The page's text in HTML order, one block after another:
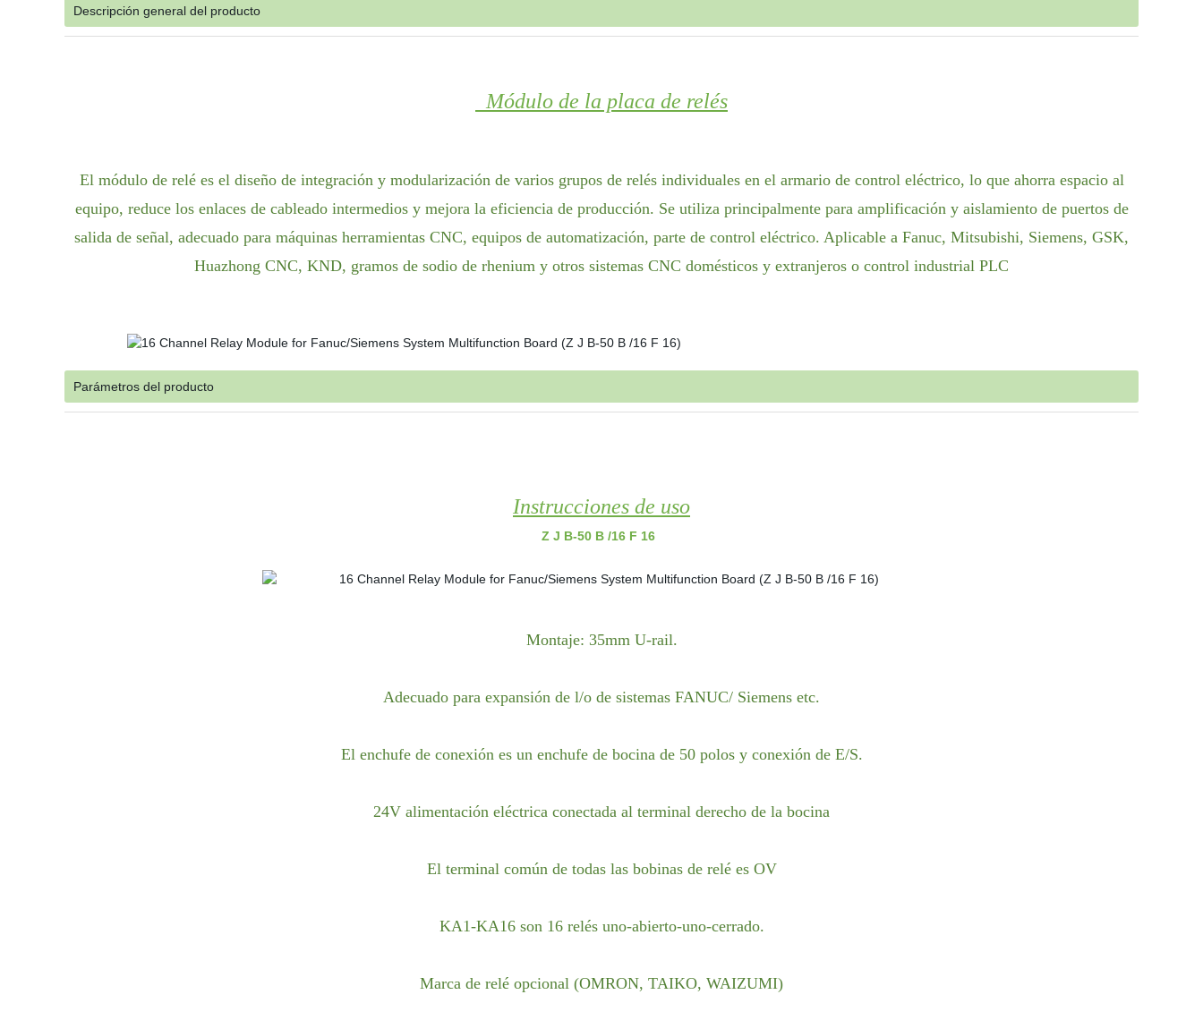
Descripción general del producto
Módulo de la placa de relés
El módulo de relé es el diseño de integración y modularización de varios grupos de relés individuales en el armario de control eléctrico, lo que ahorra espacio al
equipo, reduce los enlaces de cableado intermedios y mejora la eficiencia de producción. Se utiliza principalmente para amplificación y aislamiento de puertos de
salida de señal, adecuado para máquinas herramientas CNC, equipos de automatización, parte de control eléctrico. Aplicable a Fanuc, Mitsubishi, Siemens, GSK,
Huazhong CNC, KND, gramos de sodio de rhenium y otros sistemas CNC domésticos y extranjeros o control industrial PLC
Parámetros del producto
Instrucciones de uso
Z J B-50 B /16 F 16
Montaje: 35mm U-rail.
Adecuado para expansión de l/o de sistemas FANUC/ Siemens etc.
El enchufe de conexión es un enchufe de bocina de 50 polos y conexión de E/S.
24V alimentación eléctrica conectada al terminal derecho de la bocina
El terminal común de todas las bobinas de relé es OV
KA1-KA16 son 16 relés uno-abierto-uno-cerrado.
Marca de relé opcional (OMRON, TAIKO, WAIZUMI)